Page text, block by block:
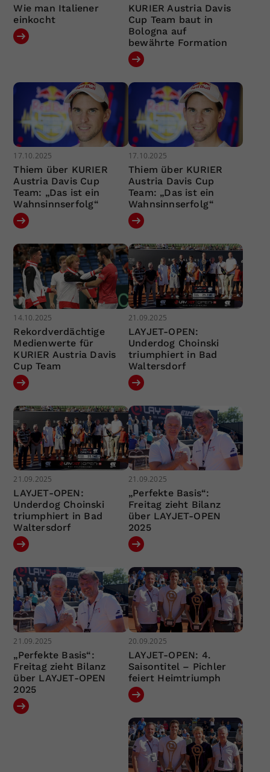
Wie man Italiener
einkocht
KURIER Austria Davis
Cup Team baut in
Bologna auf
bewährte Formation
17.10.2025
Thiem über KURIER
Austria Davis Cup
Team: „Das ist ein
Wahnsinnserfolg“
17.10.2025
Thiem über KURIER
Austria Davis Cup
Team: „Das ist ein
Wahnsinnserfolg“
14.10.2025
Rekordverdächtige
Medienwerte für
KURIER Austria Davis
Cup Team
21.09.2025
LAYJET-OPEN:
Underdog Choinski
triumphiert in Bad
Waltersdorf
21.09.2025
LAYJET-OPEN:
Underdog Choinski
triumphiert in Bad
Waltersdorf
21.09.2025
„Perfekte Basis“:
Freitag zieht Bilanz
über LAYJET-OPEN
2025
21.09.2025
„Perfekte Basis“:
Freitag zieht Bilanz
über LAYJET-OPEN
2025
20.09.2025
LAYJET-OPEN: 4.
Saisontitel – Pichler
feiert Heimtriumph